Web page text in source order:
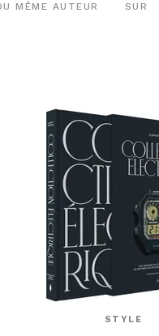
MÊME AUTEUR SUR
STYLE